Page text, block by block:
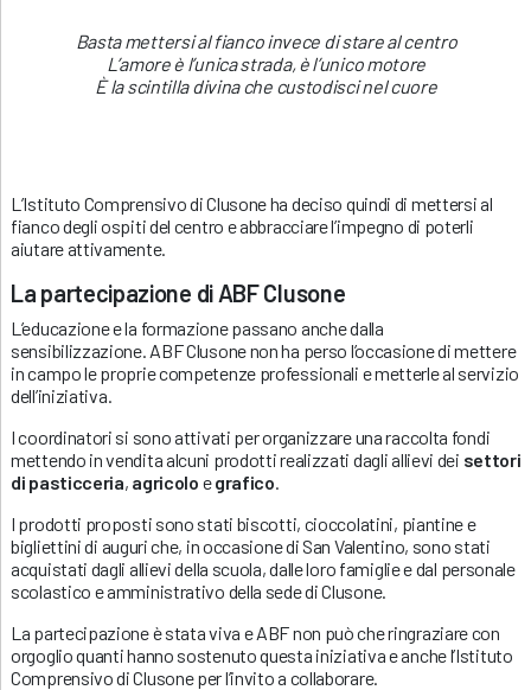
Basta mettersi al fianco invece di stare al centro
L’amore è l’unica strada, è l’unico motore
È la scintilla divina che custodisci nel cuore
L’Istituto Comprensivo di Clusone ha deciso quindi di mettersi al
fianco degli ospiti del centro e abbracciare l’impegno di poterli
aiutare attivamente.
La partecipazione di ABF Clusone
L’educazione e la formazione passano anche dalla
sensibilizzazione. ABF Clusone non ha perso l’occasione di mettere
in campo le proprie competenze professionali e metterle al servizio
dell’iniziativa.
I coordinatori si sono attivati per organizzare una raccolta fondi
mettendo in vendita alcuni prodotti realizzati dagli allievi dei settori
di pasticceria, agricolo egrafico
I prodotti proposti sono stati biscotti, cioccolatini, piantine e
bigliettini di auguri che, in occasione di San Valentino, sono stati
acquistati dagli allievi della scuola, dalle loro famiglie e dal personale
scolastico e amministrativo della sede di Clusone.
La partecipazione è stata viva e ABF non può che ringraziare con
orgoglio quanti hanno sostenuto questa iniziativa e anche l’Istituto
Comprensivo di Clusone per l’invito a collaborare.